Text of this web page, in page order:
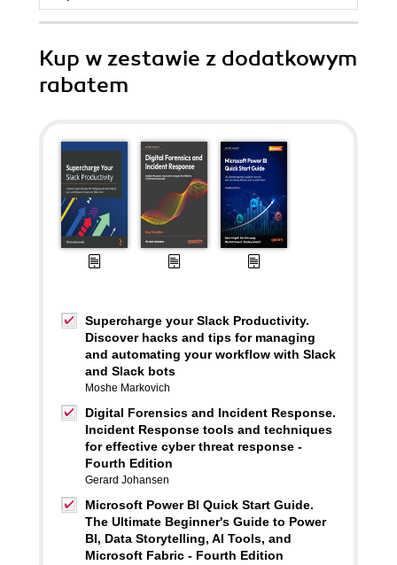
Kup w zestawie z dodatkowym
rabatem
Supercharge your Slack Productivity.
Discover hacks and tips for managing
and automating your workflow with Slack
and Slack bots
Moshe Markovich
Digital Forensics and Incident Response.
Incident Response tools and techniques
for effective cyber threat response -
Fourth Edition
Gerard Johansen
Microsoft Power BI Quick Start Guide.
The Ultimate Beginner's Guide to Power
BI, Data Storytelling, AI Tools, and
Microsoft Fabric - Fourth Edition